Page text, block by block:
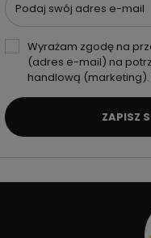
Podaj swój adres e-mail
Wyrażam zgodę na
(adres e-mail) na
handlową (marketing).
ZAPISZ